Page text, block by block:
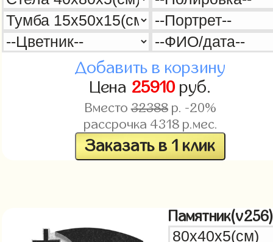
Добавить в корзину
Цена 25910руб.
Вместо32388р. -20%
рассрочка 4318р.мес.
Заказать в 1 клик
Памятник(v256)